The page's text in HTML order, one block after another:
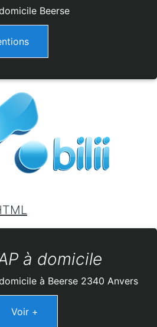
Beerse
à domicile
à Beerse 2340 Anvers
Voir +